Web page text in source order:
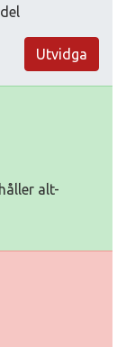
Utvidga
alt-